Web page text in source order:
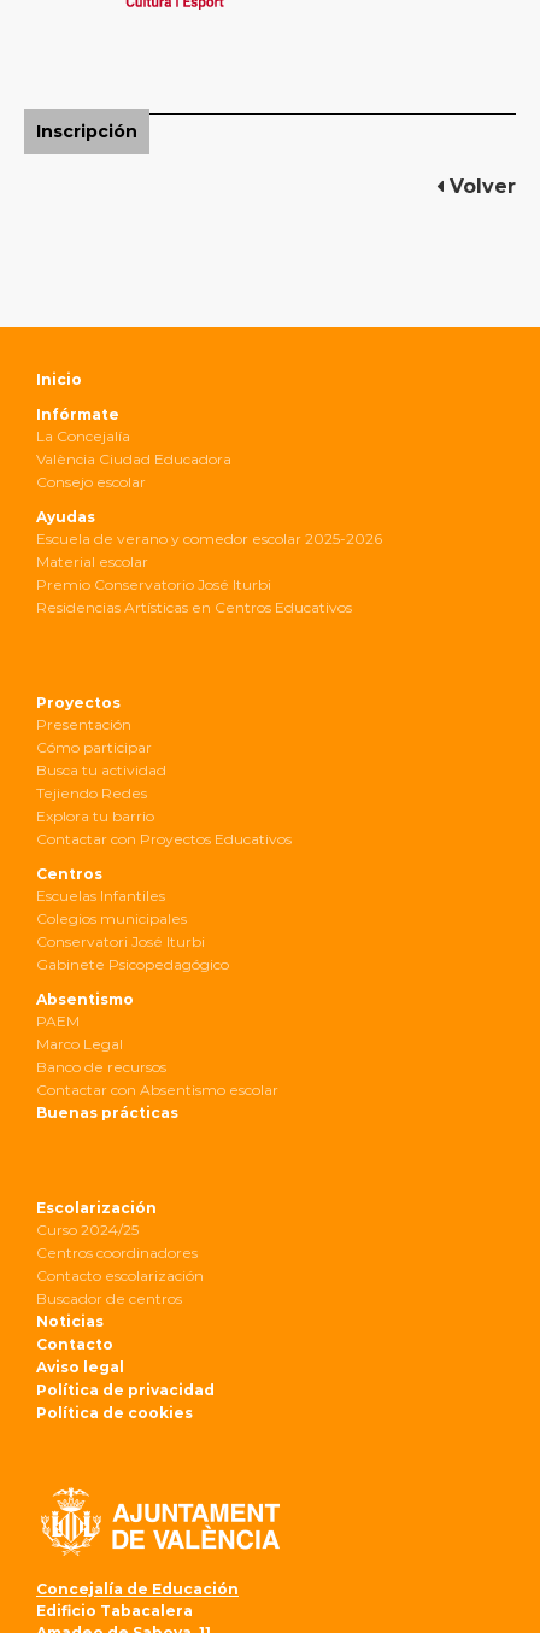
Inscripción
Volver
Inicio
Infórmate
La Concejalía
València Ciudad Educadora
Consejo escolar
Ayudas
Escuela de verano y comedor escolar 2025-2026
Material escolar
Premio Conservatorio José Iturbi
Residencias Artísticas en Centros Educativos
Proyectos
Presentación
Cómo participar
Busca tu actividad
Tejiendo Redes
Explora tu barrio
Contactar con Proyectos Educativos
Centros
Escuelas Infantiles
Colegios municipales
Conservatori José Iturbi
Gabinete Psicopedagógico
Absentismo
PAEM
Marco Legal
Banco de recursos
Contactar con Absentismo escolar
Buenas prácticas
Escolarización
Curso 2024/25
Centros coordinadores
Contacto escolarización
Buscador de centros
Noticias
Contacto
Aviso legal
Política de privacidad
Política de cookies
Concejalía de Educación
Edificio Tabacalera